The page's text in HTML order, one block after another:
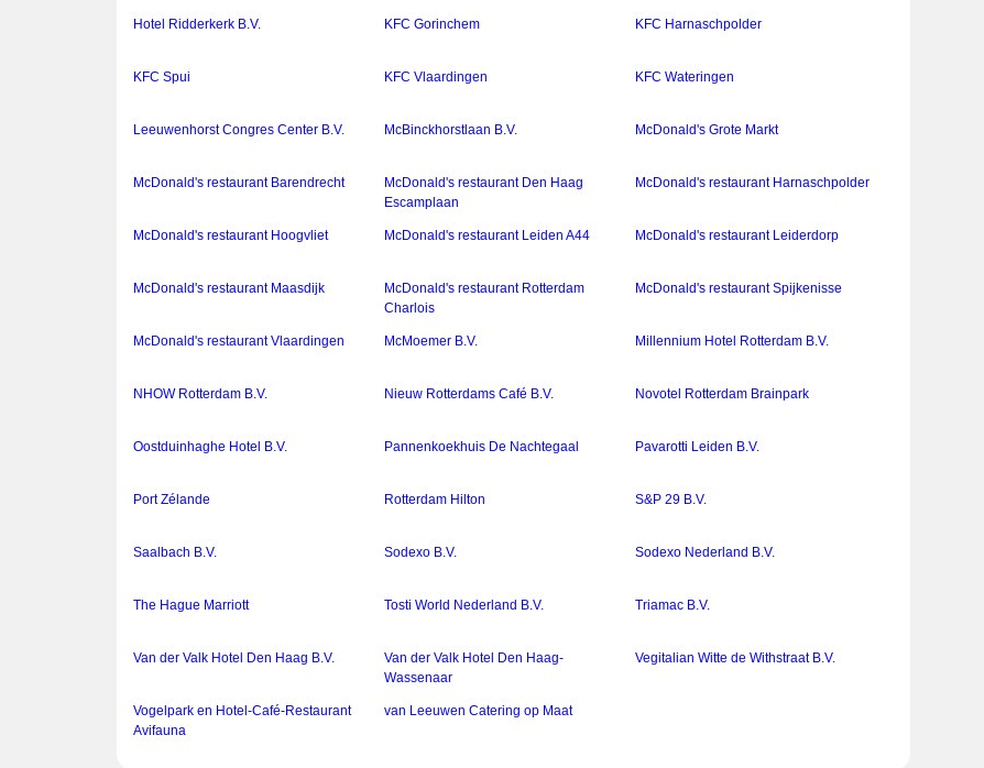
Hotel Ridderkerk B.V. KFC Gorinchem KFC Harnaschpolder
KFC Spui KFC Vlaardingen KFC Wateringen
Leeuwenhorst Congres Center B.V. McBinckhorstlaan B.V. McDonald's Grote Markt
McDonald's restaurant Barendrecht
McDonald's restaurant Den Haag
Escamplaan
McDonald's restaurant Harnaschpolder
McDonald's restaurant Hoogvliet McDonald's restaurant Leiden A44 McDonald's restaurant Leiderdorp
McDonald's restaurant Maasdijk
McDonald's restaurant Rotterdam
Charlois
McDonald's restaurant Spijkenisse
McDonald's restaurant Vlaardingen McMoemer B.V. Millennium Hotel Rotterdam B.V.
NHOW Rotterdam B.V. Nieuw Rotterdams Café B.V. Novotel Rotterdam Brainpark
Oostduinhaghe Hotel B.V. Pannenkoekhuis De Nachtegaal Pavarotti Leiden B.V.
Port Zélande Rotterdam Hilton S&P 29 B.V.
Saalbach B.V. Sodexo B.V. Sodexo Nederland B.V.
The Hague Marriott Tosti World Nederland B.V. Triamac B.V.
Van der Valk Hotel Den Haag B.V.
Van der Valk Hotel Den Haag-
Wassenaar
Vegitalian Witte de Withstraat B.V.
Vogelpark en Hotel-Café-Restaurant
Avifauna
van Leeuwen Catering op Maat